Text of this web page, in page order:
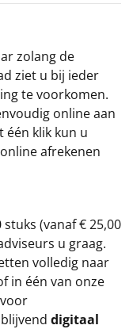
zolang de
ziet u bij ieder
te voorkomen.
online aan
één klik kun u
afrekenen
(vanaf € 25,00
u graag.
volledig naar
in één van onze
digitaal